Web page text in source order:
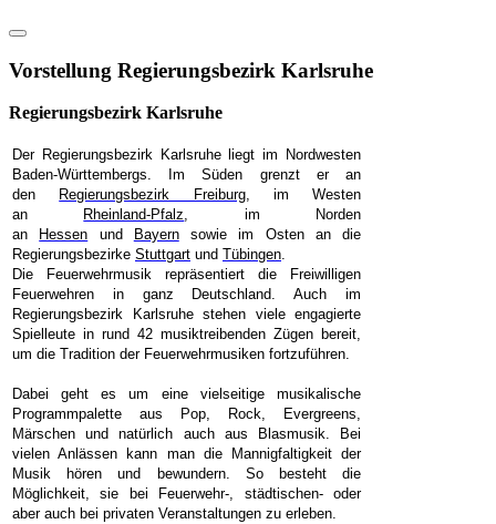
Vorstellung Regierungsbezirk Karlsruhe
Regierungsbezirk Karlsruhe
Der Regierungsbezirk Karlsruhe liegt im Nordwesten
Baden-Württembergs. Im Süden grenzt er an
den
Regierungsbezirk Freiburg, im Westen
an
Rheinland-Pfalz, im Norden
an
Hessen und Bayernsowie im Osten an die
Regierungsbezirke Stuttgart und Tübingen.
Die Feuerwehrmusik repräsentiert die Freiwilligen
Feuerwehren in ganz Deutschland. Auch im
Regierungsbezirk Karlsruhe stehen viele engagierte
Spielleute in rund 42 musiktreibenden Zügen bereit,
um die Tradition der Feuerwehrmusiken fortzuführen.
Dabei geht es um eine vielseitige musikalische
Programmpalette aus Pop, Rock, Evergreens,
Märschen und natürlich auch aus Blasmusik. Bei
vielen Anlässen kann man die Mannigfaltigkeit der
Musik hören und bewundern. So besteht die
Möglichkeit, sie bei Feuerwehr-, städtischen- oder
aber auch bei privaten Veranstaltungen zu erleben.